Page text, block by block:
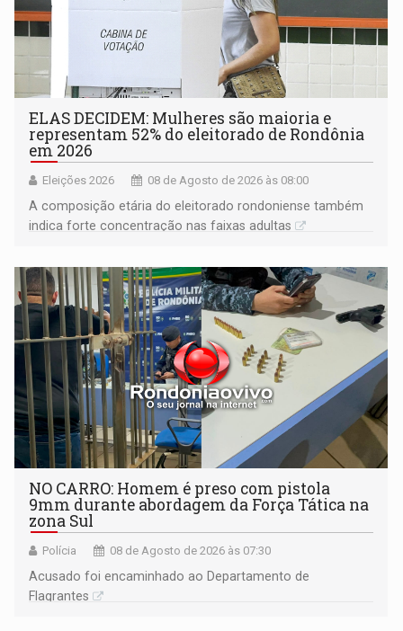
ELAS DECIDEM: Mulheres são maioria e
representam 52% do eleitorado de Rondônia
em 2026
Eleições 2026 08 de Agosto de 2026 às 08:00
A composição etária do eleitorado rondoniense também
indica forte concentração nas faixas adultas
NO CARRO: Homem é preso com pistola
9mm durante abordagem da Força Tática na
zona Sul
Polícia 08 de Agosto de 2026 às 07:30
Acusado foi encaminhado ao Departamento de
Flagrantes